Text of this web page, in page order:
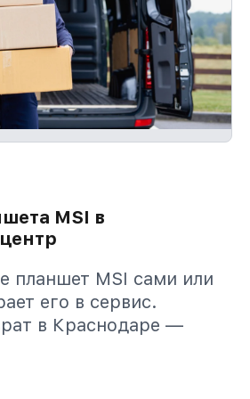
MSI в
планшет MSI сами или
его в сервис.
в Краснодаре —